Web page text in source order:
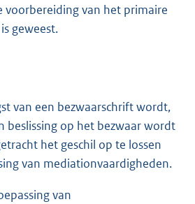
voorbereiding van het primaire
geweest.
van een bezwaarschrift wordt,
beslissing op het bezwaar wordt
het geschil op te lossen
van mediationvaardigheden.
van